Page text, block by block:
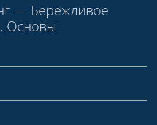
— Бережливое
Основы